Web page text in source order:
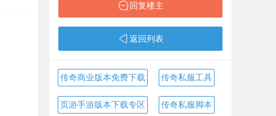
回复楼主
返回列表
传奇商业版本免费下载 传奇私服工具
页游手游版本下载专区 传奇私服脚本